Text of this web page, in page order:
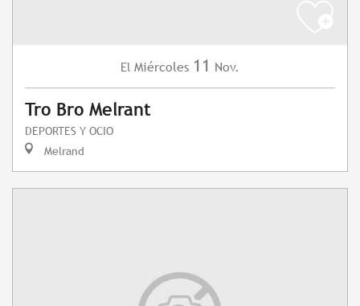
El Miércoles 11 Nov.
Tro Bro Melrant
DEPORTES Y OCIO
Melrand